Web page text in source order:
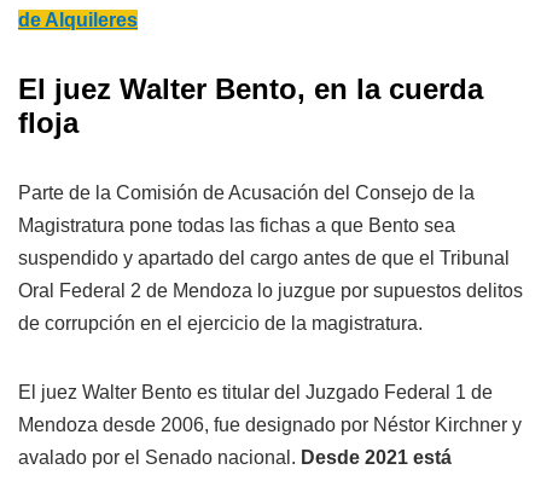
de Alquileres
El juez Walter Bento, en la cuerda
floja
Parte de la Comisión de Acusación del Consejo de la
Magistratura pone todas las fichas a que Bento sea
suspendido y apartado del cargo antes de que el Tribunal
Oral Federal 2 de Mendoza lo juzgue por supuestos delitos
de corrupción en el ejercicio de la magistratura.
El juez Walter Bento es titular del Juzgado Federal 1 de
Mendoza desde 2006, fue designado por Néstor Kirchner y
avalado por el Senado nacional. Desde 2021 está